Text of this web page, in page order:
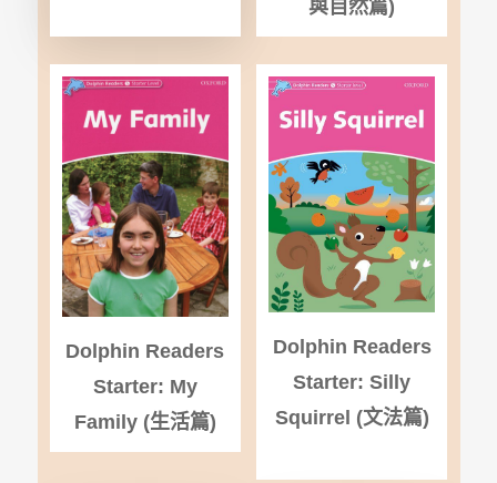
與自然篇)
Dolphin Readers
Starter: My
Family (生活篇)
Dolphin Readers
Starter: Silly
Squirrel (文法篇)